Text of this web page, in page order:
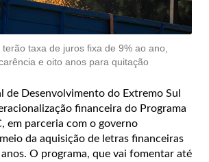
taxa de juros fixa de 9% ao ano,
e oito anos para quitação
de Desenvolvimento do Extremo Sul
financeira do Programa
em parceria com o governo
da aquisição de letras financeiras
O programa, que vai fomentar até